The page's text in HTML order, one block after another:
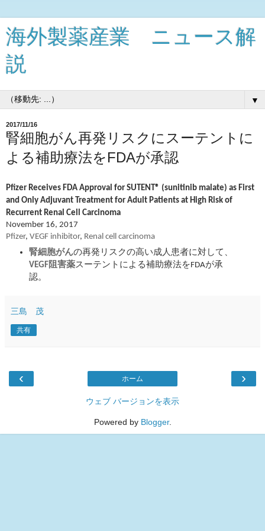
海外製薬産業 ニュース解
説
▼
2017/11/16
腎細胞がん再発リスクにスーテントに
よる補助療法をFDAが承認
Pfizer Receives FDA Approval for SUTENT® (sunitinib malate) as First
and Only Adjuvant Treatment for Adult Patients at High Risk of
Recurrent Renal Cell Carcinoma
November 16, 2017
Pfizer, VEGF inhibitor, Renal cell carcinoma
腎細胞がんの再発リスクの高い成人患者に対して、
VEGF阻害薬スーテントによる補助療法をFDAが承
認。
三島 茂
共有
‹ ›
ホーム
ウェブ バージョンを表示
Powered by Blogger.